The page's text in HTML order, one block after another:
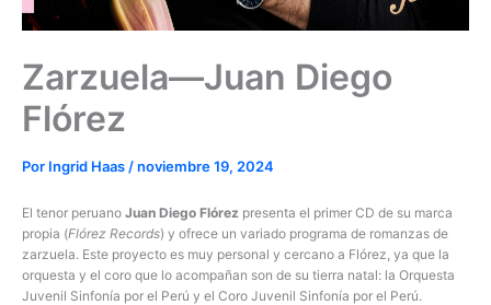
Zarzuela—Juan Diego
Flórez
Por Ingrid Haas /noviembre 19, 2024
El tenor peruano Juan Diego Flórez presenta el primer CD de su marca
propia (Flórez Records) y ofrece un variado programa de romanzas de
zarzuela. Este proyecto es muy personal y cercano a Flórez, ya que la
orquesta y el coro que lo acompañan son de su tierra natal: la Orquesta
Juvenil Sinfonía por el Perú y el Coro Juvenil Sinfonía por el Perú.